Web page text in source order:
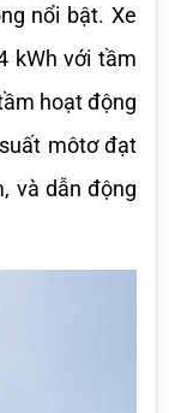
nổi bật. Xe
kWh với tầm
hoạt động
môtơ đạt
và dẫn động